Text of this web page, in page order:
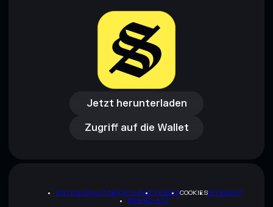
Jetzt herunterladen
Jetzt herunterladen
Zugriff auf die Wallet
Zugriff auf die Wallet
DATENSCHUTZRICHTLINIETERMSCOOKIESSITEMAP
BRAND-KIT